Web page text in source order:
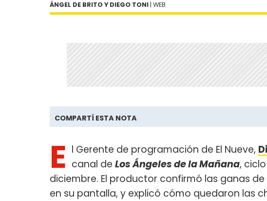
ÁNGEL DE BRITO Y DIEGO TONI | WEB
COMPARTÍ ESTA NOTA
E l Gerente de programación de El Nueve,
canal de Los Ángeles de la Mañana,
diciembre. El productor confirmó las ganas
en su pantalla, y explicó cómo quedaron las